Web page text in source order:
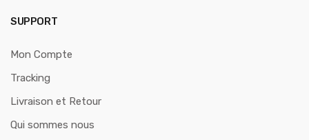
SUPPORT
Mon Compte
Tracking
Livraison et Retour
Qui sommes nous